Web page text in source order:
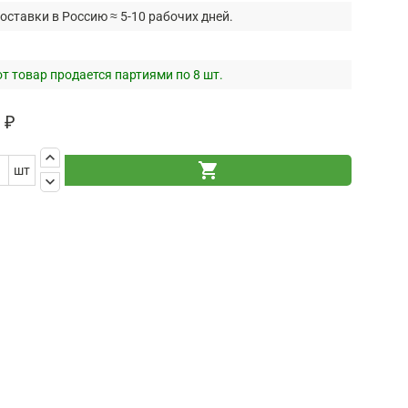
в Россию ≈ 5-10 рабочих дней.
товар продается партиями по 8 шт.
₽
шт
keyboard_arrow_up
keyboard_arrow_down
shopping_cart